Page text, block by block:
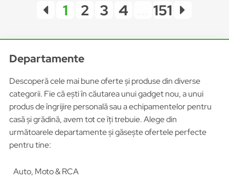
1 2 3 4 151
Departamente
Descoperă cele mai bune oferte și produse din diverse
categorii. Fie că ești în căutarea unui gadget nou, a unui
produs de îngrijire personală sau a echipamentelor pentru
casă și grădină, avem tot ce îți trebuie. Alege din
următoarele departamente și găsește ofertele perfecte
pentru tine:
Auto, Moto & RCA